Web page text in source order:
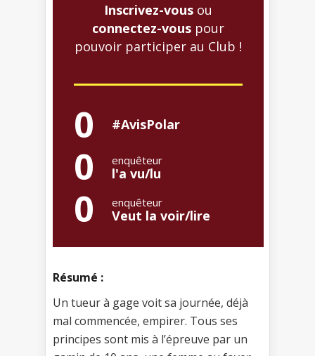
Inscrivez-vous ou
connectez-vous pour
pouvoir participer au Club !
0 #AvisPolar
0 enquêteur
l'a vu/lu
0 enquêteur
Veut la voir/lire
Résumé :
Un tueur à gage voit sa journée, déjà
mal commencée, empirer. Tous ses
principes sont mis à l’épreuve par un